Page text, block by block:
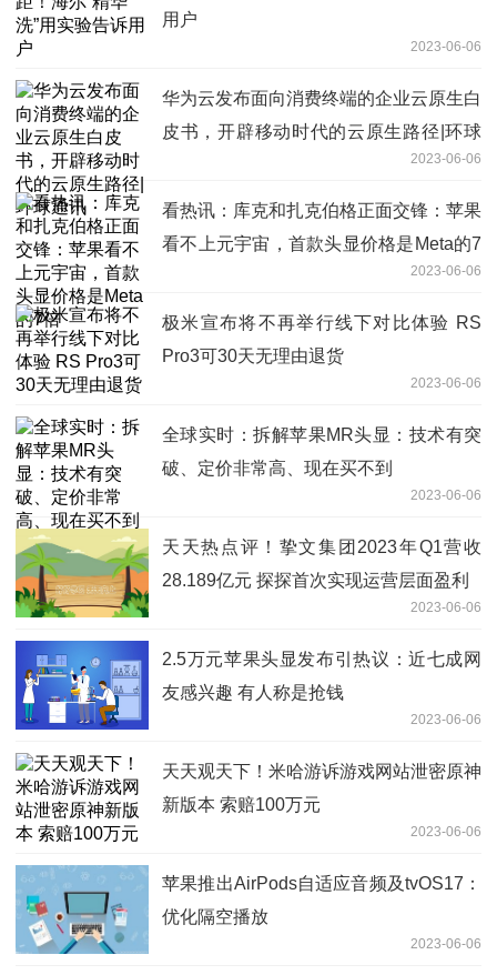
用户
2023-06-06
华为云发布面向消费终端的企业云原生白
皮书，开辟移动时代的云原生路径|环球
2023-06-06
看热讯：库克和扎克伯格正面交锋：苹果
看不上元宇宙，首款头显价格是Meta的7
2023-06-06
极米宣布将不再举行线下对比体验 RS
Pro3可30天无理由退货
2023-06-06
全球实时：拆解苹果MR头显：技术有突
破、定价非常高、现在买不到
2023-06-06
天天热点评！挚文集团2023年Q1营收
28.189亿元 探探首次实现运营层面盈利
2023-06-06
2.5万元苹果头显发布引热议：近七成网
友感兴趣 有人称是抢钱
2023-06-06
天天观天下！米哈游诉游戏网站泄密原神
新版本 索赔100万元
2023-06-06
苹果推出AirPods自适应音频及tvOS17：
优化隔空播放
2023-06-06